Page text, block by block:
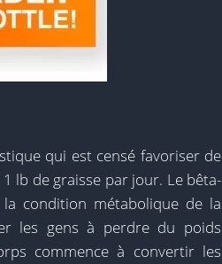
qui est censé favoriser de
lb de graisse par jour. Le bêta-
condition métabolique de la
les gens à perdre du poids
commence à convertir les